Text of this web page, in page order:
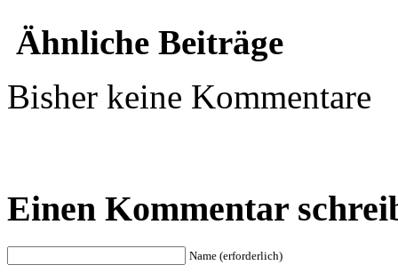
Ähnliche Beiträge
Bisher keine Kommentare
Einen Kommentar
Name (erforderlich)